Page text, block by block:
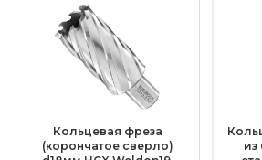
Кольцевая фреза
(корончатое сверло)